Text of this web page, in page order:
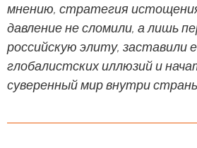
мнению, стратегия
давление не сломили, а лишь
российскую элиту, заставили
глобалистских иллюзий и
суверенный мир внутри